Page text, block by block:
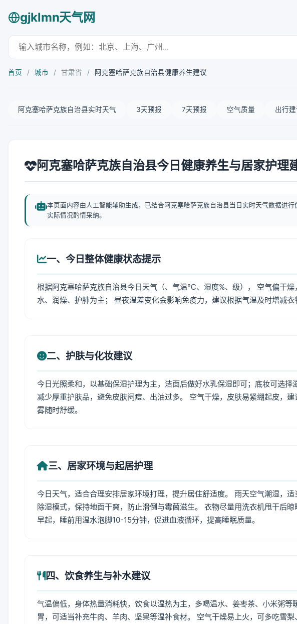
gjklmn天气网
首页 / 城市 / 甘肃省 / 阿克塞哈萨克族自治县健康养生建议
阿克塞哈萨克族自治县实时天气 3天预报 7天预报 空气质量 出行
阿克塞哈萨克族自治县今日健康养生与居家护理
本页面内容由人工智能辅助生成，已结合阿克塞哈萨克族自治县当日实时天气数据进
实际情况酌情采纳。
一、今日整体健康状态提示
根据阿克塞哈萨克族自治县今日天气（、气温℃、湿度%、级）， 空气偏干
水、润燥、护肺为主； 昼夜温差变化会影响免疫力，建议根据气温及时增减衣
二、护肤与化妆建议
今日光照柔和，以基础保湿护理为主，洁面后做好水乳保湿即可；底妆可选
减少厚重护肤品，避免皮肤闷痘、出油过多。 空气干燥，皮肤易紧绷起皮，
雾随时舒缓。
三、居家环境与起居护理
今日天气，适合合理安排居家环境打理，提升居住舒适度。 雨天空气潮湿，
除湿模式，保持地面干爽，防止滑倒与霉菌滋生。 衣物尽量用洗衣机甩干后
早起，睡前用温水泡脚10-15分钟，促进血液循环，提高睡眠质量。
四、饮食养生与补水建议
气温偏低，身体热量消耗快，饮食以温热为主，多喝温水、姜枣茶、小米粥
胃，可适当补充牛肉、羊肉、坚果等温补食材。 空气干燥易上火，可多吃雪